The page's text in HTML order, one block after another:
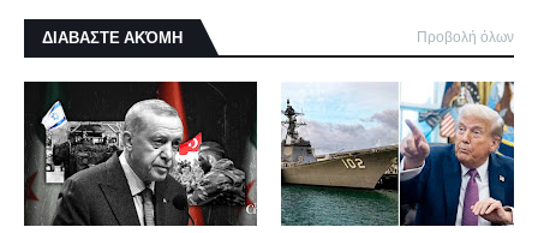
ΔΙΑΒΑΣΤΕ ΑΚΌΜΗ Προβολή όλων